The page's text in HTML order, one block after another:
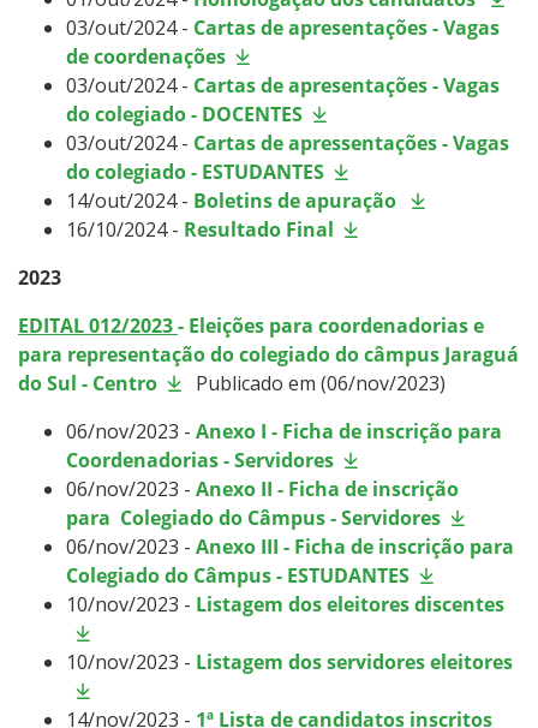
03/out/2024 - Cartas de apresentações - Vagas
de coordenações
03/out/2024 - Cartas de apresentações - Vagas
do colegiado - DOCENTES
03/out/2024 - Cartas de apressentações - Vagas
do colegiado - ESTUDANTES
14/out/2024 - Boletins de apuração
16/10/2024 - Resultado Final
2023
EDITAL 012/2023- Eleições para coordenadorias e
para representação do colegiado do câmpus Jaraguá
do Sul - Centro
Publicado em (06/nov/2023)
06/nov/2023 - Anexo I - Ficha de inscrição para
Coordenadorias - Servidores
06/nov/2023 - Anexo II - Ficha de inscrição
para Colegiado do Câmpus - Servidores
06/nov/2023 - Anexo III - Ficha de inscrição para
Colegiado do Câmpus - ESTUDANTES
10/nov/2023 - Listagem dos eleitores discentes
10/nov/2023 - Listagem dos servidores eleitores
14/nov/2023 - 1ª Lista de candidatos inscritos